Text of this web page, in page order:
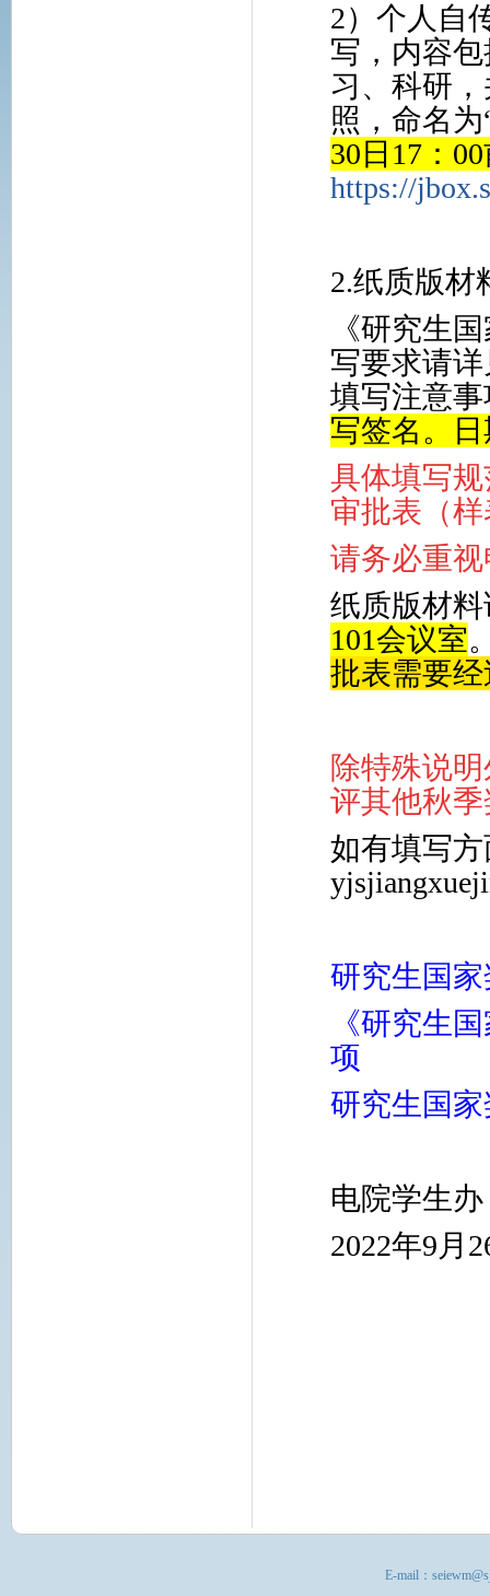
2）个人自
写，内容
习、科研
照，命名
30日17：
https://
2.纸质版材
《研究生
写要求请
填写注意
写签名。
具体填写
审批表（
请务必重
纸质版材
101会议室
批表需要
除特殊说
评其他秋
如有填写
研究生国
《研究生
项
研究生国
电院学生
2022年9月
E-mail：